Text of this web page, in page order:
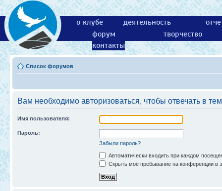
о клубе деятельность
форум
творчество
контакты
Список форумов
Вам необходимо авторизоваться, чтобы отвечать в
Имя пользователя:
Пароль:
Забыли пароль?
Автоматически входить при каждом
Скрыть моё пребывание на конференции в